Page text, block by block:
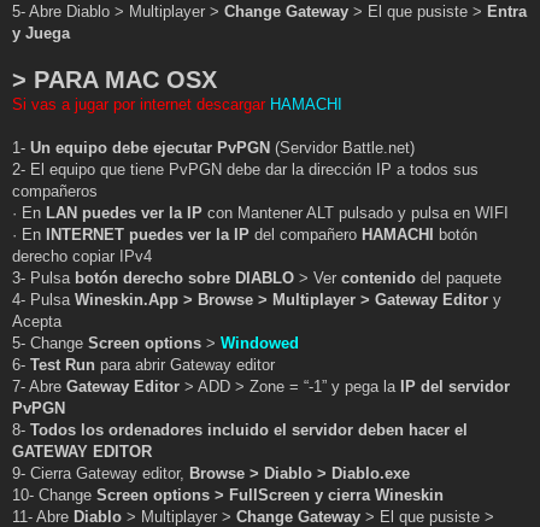
5- Abre Diablo > Multiplayer > Change Gateway > El que pusiste > Entra
y Juega
> PARA MAC OSX
Si vas a jugar por internet descargar HAMACHI
1- Un equipo debe ejecutar PvPGN (Servidor Battle.net)
2- El equipo que tiene PvPGN debe dar la dirección IP a todos sus
compañeros
· En LAN puedes ver la IP con Mantener ALT pulsado y pulsa en WIFI
· En INTERNET puedes ver la IP del compañero HAMACHI
botón
derecho copiar IPv4
3- Pulsa botón derecho sobre DIABLO > Ver contenido del paquete
4- Pulsa Wineskin.App > Browse > Multiplayer > Gateway Editor y
Acepta
5- Change Screen options > Windowed
6- Test Run para abrir Gateway editor
7- Abre Gateway Editor > ADD > Zone = “-1” y pega la
IP del servidor
PvPGN
8- Todos los ordenadores incluido el servidor deben hacer el
GATEWAY EDITOR
9- Cierra Gateway editor, Browse > Diablo > Diablo.exe
10- Change Screen options > FullScreen y cierra Wineskin
11- Abre Diablo > Multiplayer > Change Gateway > El que pusiste >